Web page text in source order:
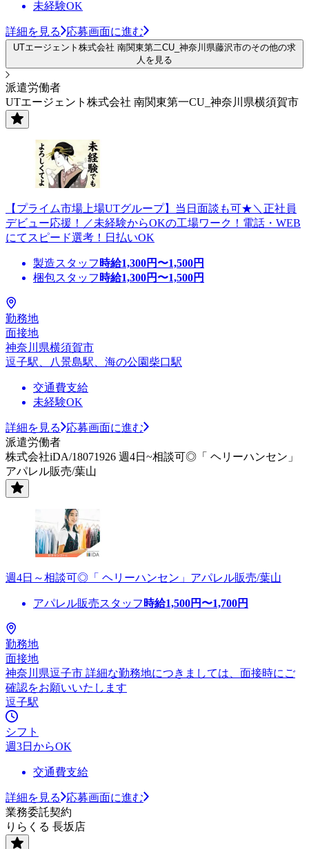
未経験OK
詳細を見る 応募画面に進む
UTエージェント株式会社 南関東第二CU_神奈川県藤沢市のその他の求
人を見る
派遣労働者
UTエージェント株式会社 南関東第一CU_神奈川県横須賀市
【プライム市場上場UTグループ】当日面談も可★＼正社員
デビュー応援！／未経験からOKの工場ワーク！電話・WEB
にてスピード選考！日払いOK
製造スタッフ 時給1,300円〜1,500円
梱包スタッフ 時給1,300円〜1,500円
勤務地
面接地
神奈川県横須賀市
逗子駅、八景島駅、海の公園柴口駅
交通費支給
未経験OK
詳細を見る
応募画面に進む
派遣労働者
株式会社iDA/18071926 週4日~相談可◎「 ヘリーハンセン」
アパレル販売/葉山
週4日～相談可◎「 ヘリーハンセン」アパレル販売/葉山
アパレル販売スタッフ 時給1,500円〜1,700円
勤務地
面接地
神奈川県逗子市 詳細な勤務地につきましては、面接時にご
確認をお願いいたします
逗子駅
シフト
週3日からOK
交通費支給
詳細を見る
応募画面に進む
業務委託契約
りらくる 長坂店